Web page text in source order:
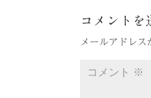
コメントを
メールアドレス